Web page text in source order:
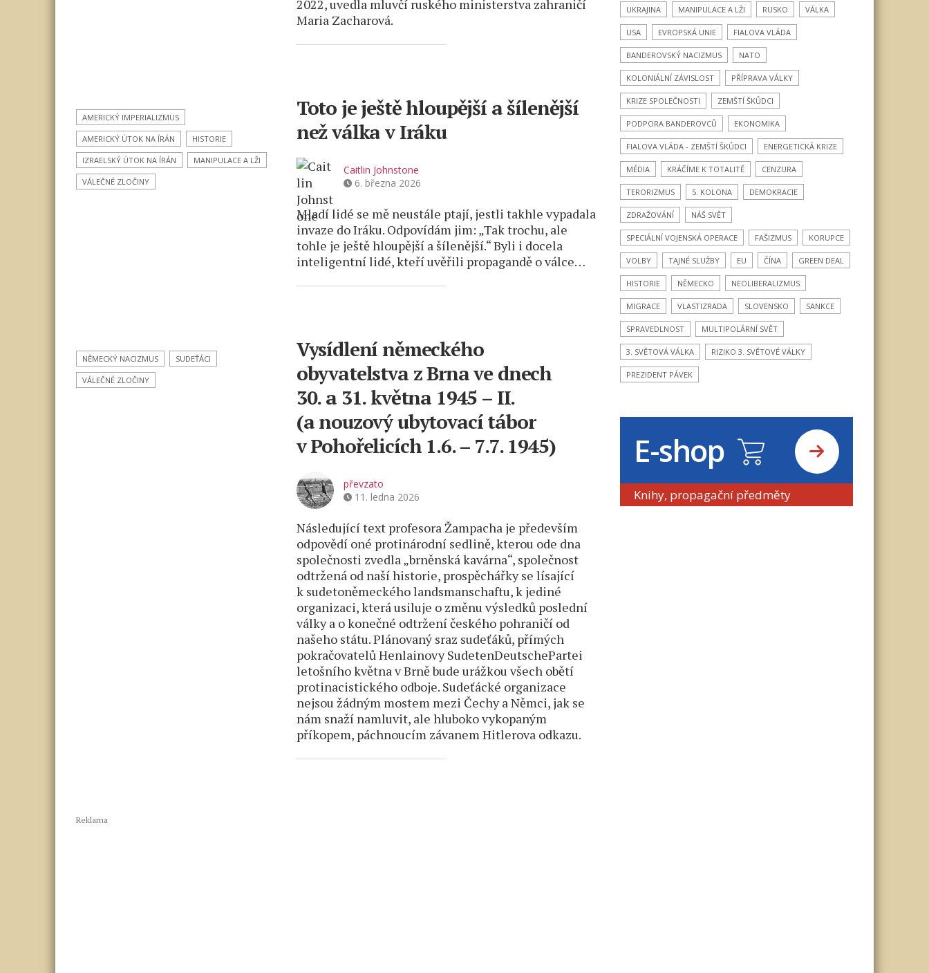
2022, uvedla mluvčí ruského ministerstva zahraničí
Maria Zacharová.
AMERICKÝ IMPERIALIZMUS
AMERICKÝ ÚTOK NA ÍRÁN HISTORIE
IZRAELSKÝ ÚTOK NA ÍRÁN MANIPULACE A LŽI
VÁLEČNÉ ZLOČINY
Toto je ještě hloupější a šílenější
než válka v Iráku
Caitlin Johnstone
6. března 2026
Mladí lidé se mě neustále ptají, jestli takhle vypadala
invaze do Iráku. Odpovídám jim: „Tak trochu, ale
tohle je ještě hloupější a šílenější.“ Byli i docela
inteligentní lidé, kteří uvěřili propagandě o válce…
NĚMECKÝ NACIZMUS SUDEŤÁCI
VÁLEČNÉ ZLOČINY
Vysídlení německého
obyvatelstva z Brna ve dnech
30. a 31. května 1945 – II.
(a nouzový ubytovací tábor
v Pohořelicích 1.6. – 7.7. 1945)
převzato
11. ledna 2026
Následující text profesora Žampacha je především
odpovědí oné protinárodní sedlině, kterou ode dna
společnosti zvedla „brněnská kavárna“, společnost
odtržená od naší historie, prospěchářky se lísající
k sudetoněmeckého landsmanschaftu, k jediné
organizaci, která usiluje o změnu výsledků poslední
války a o konečné odtržení českého pohraničí od
našeho státu. Plánovaný sraz sudeťáků, přímých
pokračovatelů Henlainovy SudetenDeutschePartei
letošního května v Brně bude urážkou všech obětí
protinacistického odboje. Sudeťácké organizace
nejsou žádným mostem mezi Čechy a Němci, jak se
nám snaží namluvit, ale hluboko vykopaným
příkopem, páchnoucím závanem Hitlerova odkazu.
Reklama
UKRAJINA MANIPULACE A LŽI RUSKO VÁLKA
USA EVROPSKÁ UNIE FIALOVA VLÁDA
BANDEROVSKÝ NACIZMUS NATO
KOLONIÁLNÍ ZÁVISLOST PŘÍPRAVA VÁLKY
KRIZE SPOLEČNOSTI ZEMŠTÍ ŠKŮDCI
PODPORA BANDEROVCŮ EKONOMIKA
FIALOVA VLÁDA - ZEMŠTÍ ŠKŮDCI ENERGETICKÁ KRIZE
MÉDIA KRÁČÍME K TOTALITĚ CENZURA
TERORIZMUS 5. KOLONA DEMOKRACIE
ZDRAŽOVÁNÍ NÁŠ SVĚT
SPECIÁLNÍ VOJENSKÁ OPERACE FAŠIZMUS KORUPCE
VOLBY TAJNÉ SLUŽBY EU ČÍNA GREEN DEAL
HISTORIE NĚMECKO NEOLIBERALIZMUS
MIGRACE VLASTIZRADA SLOVENSKO SANKCE
SPRAVEDLNOST MULTIPOLÁRNÍ SVĚT
3. SVĚTOVÁ VÁLKA RIZIKO 3. SVĚTOVÉ VÁLKY
PREZIDENT PÁVEK
E-shop
Knihy, propagační předměty